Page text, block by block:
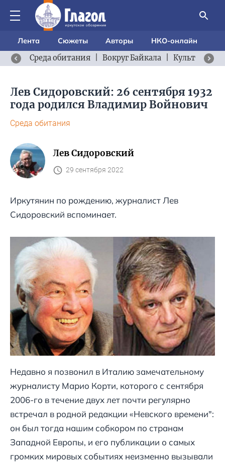
Лента Сюжеты Авторы
НКО-онлайн
Среда обитания
Вокруг Байкала Культурный
Лев Сидоровский: 26 сентября 1932
года родился Владимир Войнович
Среда обитания
Лев Сидоровский
29 сентября 2022
Иркутянин по рождению, журналист Лев
Сидоровский вспоминает.
Недавно я позвонил в Италию замечательному
журналисту Марио Корти, которого с сентября
2006-го в течение двух лет почти регулярно
встречал в родной редакции «Невского времени":
он был тогда нашим собкором по странам
Западной Европы, и его публикации о самых
громких мировых событиях неизменно вызывали